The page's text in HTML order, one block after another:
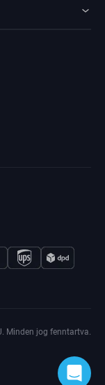
Minden jog fenntartva.